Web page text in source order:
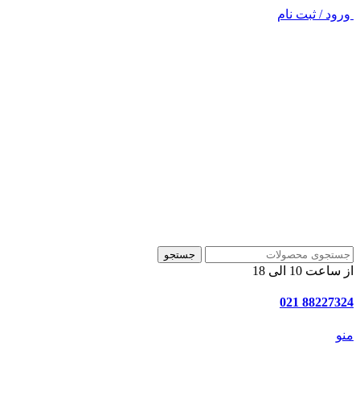
ورود / ثبت نام
جستجو
از ساعت 10 الی 18
88227324 021
منو